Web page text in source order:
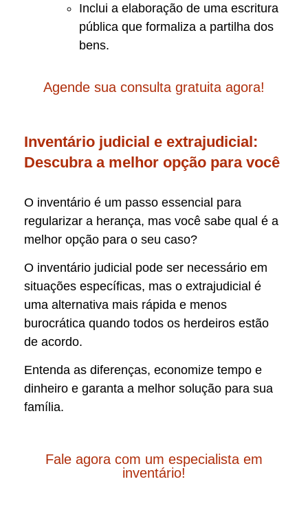
Inclui a elaboração de uma escritura
pública que formaliza a partilha dos
bens.
Agende sua consulta gratuita agora!
Inventário judicial e extrajudicial:
Descubra a melhor opção para você
O inventário é um passo essencial para
regularizar a herança, mas você sabe qual é a
melhor opção para o seu caso?
O inventário judicial pode ser necessário em
situações específicas, mas o extrajudicial é
uma alternativa mais rápida e menos
burocrática quando todos os herdeiros estão
de acordo.
Entenda as diferenças, economize tempo e
dinheiro e garanta a melhor solução para sua
família.
Fale agora com um especialista em
inventário!